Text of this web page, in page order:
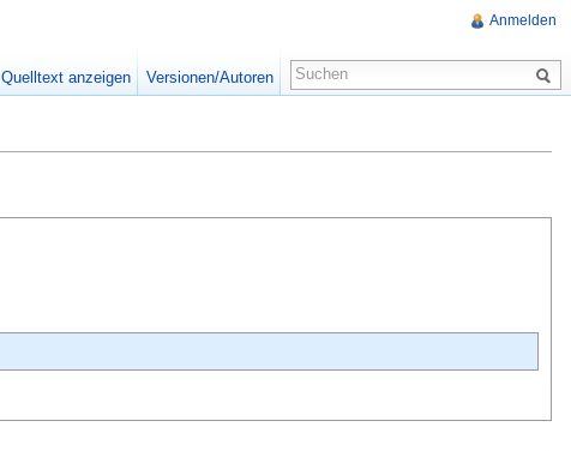
Anmelden
Quelltext anzeigen Versionen/Autoren